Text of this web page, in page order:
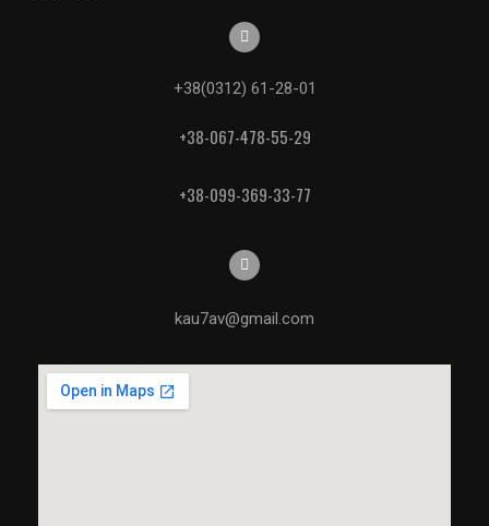
+38(0312) 61-28-01
+38-067-478-55-29
+38-099-369-33-77
kau7av@gmail.com